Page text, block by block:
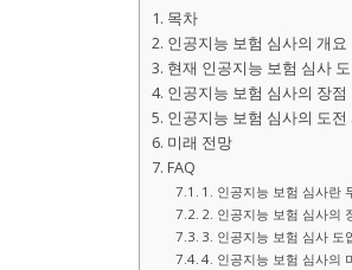
목차
인공지능 보험 심사의 개요
현재 인공지능 보험 심사
인공지능 보험 심사의 장점
인공지능 보험 심사의 도전
미래 전망
FAQ
1. 인공지능 보험 심사란
2. 인공지능 보험 심사의
3. 인공지능 보험 심사 도
4. 인공지능 보험 심사의